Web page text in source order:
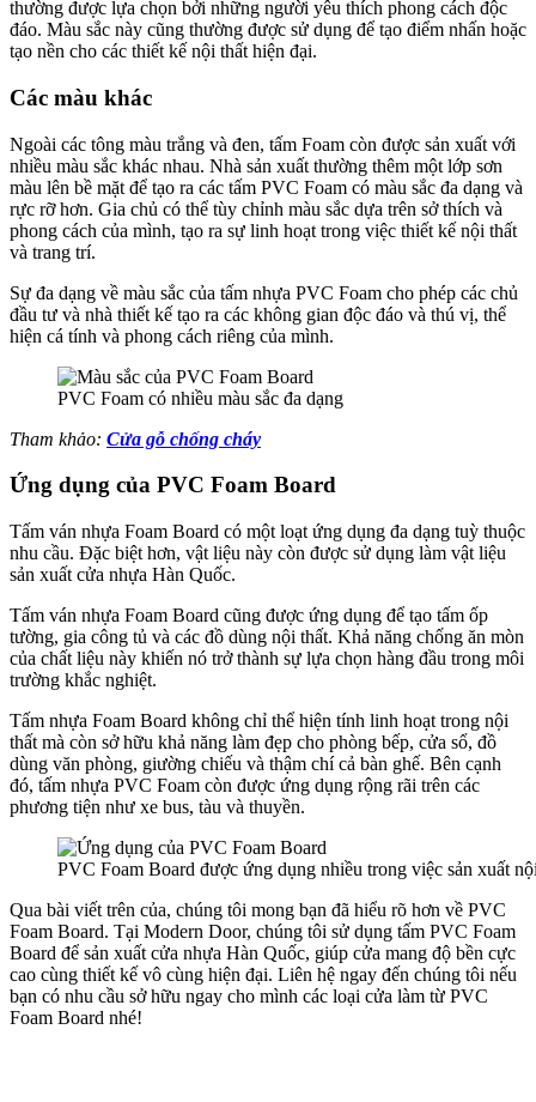
Hồ sơ năng lực
thường được lựa chọn bởi những người yêu thích phong cách độc
đáo. Màu sắc này cũng thường được sử dụng để tạo điểm nhấn hoặc
tạo nền cho các thiết kế nội thất hiện đại.
Các màu khác
Ngoài các tông màu trắng và đen, tấm Foam còn được sản xuất với
nhiều màu sắc khác nhau. Nhà sản xuất thường thêm một lớp sơn
màu lên bề mặt để tạo ra các tấm PVC Foam có màu sắc đa dạng và
rực rỡ hơn. Gia chủ có thể tùy chỉnh màu sắc dựa trên sở thích và
phong cách của mình, tạo ra sự linh hoạt trong việc thiết kế nội thất
và trang trí.
Sự đa dạng về màu sắc của tấm nhựa PVC Foam cho phép các chủ
đầu tư và nhà thiết kế tạo ra các không gian độc đáo và thú vị, thể
hiện cá tính và phong cách riêng của mình.
PVC Foam có nhiều màu sắc đa dạng
Tham khảo: Cửa gỗ chống cháy
Ứng dụng của PVC Foam Board
Tấm ván nhựa Foam Board có một loạt ứng dụng đa dạng tuỳ thuộc
nhu cầu. Đặc biệt hơn, vật liệu này còn được sử dụng làm vật liệu
sản xuất cửa nhựa Hàn Quốc.
Tấm ván nhựa Foam Board cũng được ứng dụng để tạo tấm ốp
tường, gia công tủ và các đồ dùng nội thất. Khả năng chống ăn mòn
của chất liệu này khiến nó trở thành sự lựa chọn hàng đầu trong môi
trường khắc nghiệt.
Tấm nhựa Foam Board không chỉ thể hiện tính linh hoạt trong nội
thất mà còn sở hữu khả năng làm đẹp cho phòng bếp, cửa sổ, đồ
dùng văn phòng, giường chiếu và thậm chí cả bàn ghế. Bên cạnh
đó, tấm nhựa PVC Foam còn được ứng dụng rộng rãi trên các
phương tiện như xe bus, tàu và thuyền.
PVC Foam Board được ứng dụng nhiều trong việc sản xuất
Qua bài viết trên của, chúng tôi mong bạn đã hiểu rõ hơn về PVC
Foam Board. Tại Modern Door, chúng tôi sử dụng tấm PVC Foam
Board để sản xuất cửa nhựa Hàn Quốc, giúp cửa mang độ bền cực
cao cùng thiết kế vô cùng hiện đại. Liên hệ ngay đến chúng tôi nếu
bạn có nhu cầu sở hữu ngay cho mình các loại cửa làm từ PVC
Foam Board nhé!